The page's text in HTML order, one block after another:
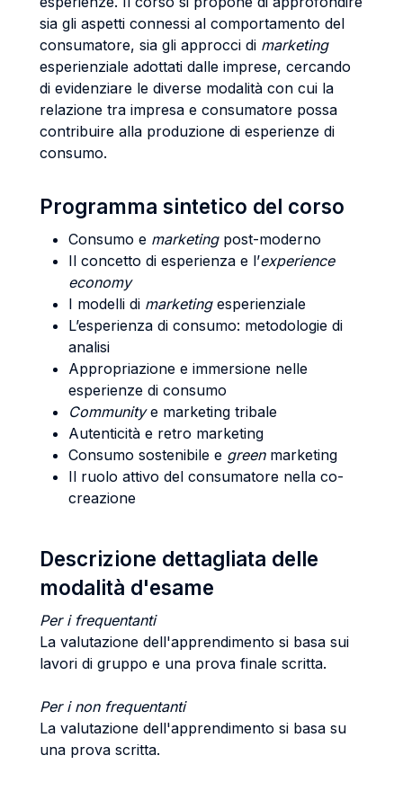
sia gli aspetti connessi al comportamento del
consumatore, sia gli approcci di marketing
esperienziale adottati dalle imprese, cercando
di evidenziare le diverse modalità con cui la
relazione tra impresa e consumatore possa
contribuire alla produzione di esperienze di
consumo.
Programma sintetico del corso
Consumo e marketingpost-moderno
Il concetto di esperienza e l’experience
economy
I modelli di marketingesperienziale
L’esperienza di consumo: metodologie di
analisi
Appropriazione e immersione nelle
esperienze di consumo
Communitye marketing tribale
Autenticità e retro marketing
Consumo sostenibile e greenmarketing
Il ruolo attivo del consumatore nella co-
creazione
Descrizione dettagliata delle
modalità d'esame
Per i frequentanti
La valutazione dell'apprendimento si basa sui
lavori di gruppo e una prova finale scritta.
Per i non frequentanti
La valutazione dell'apprendimento si basa su
una prova scritta.